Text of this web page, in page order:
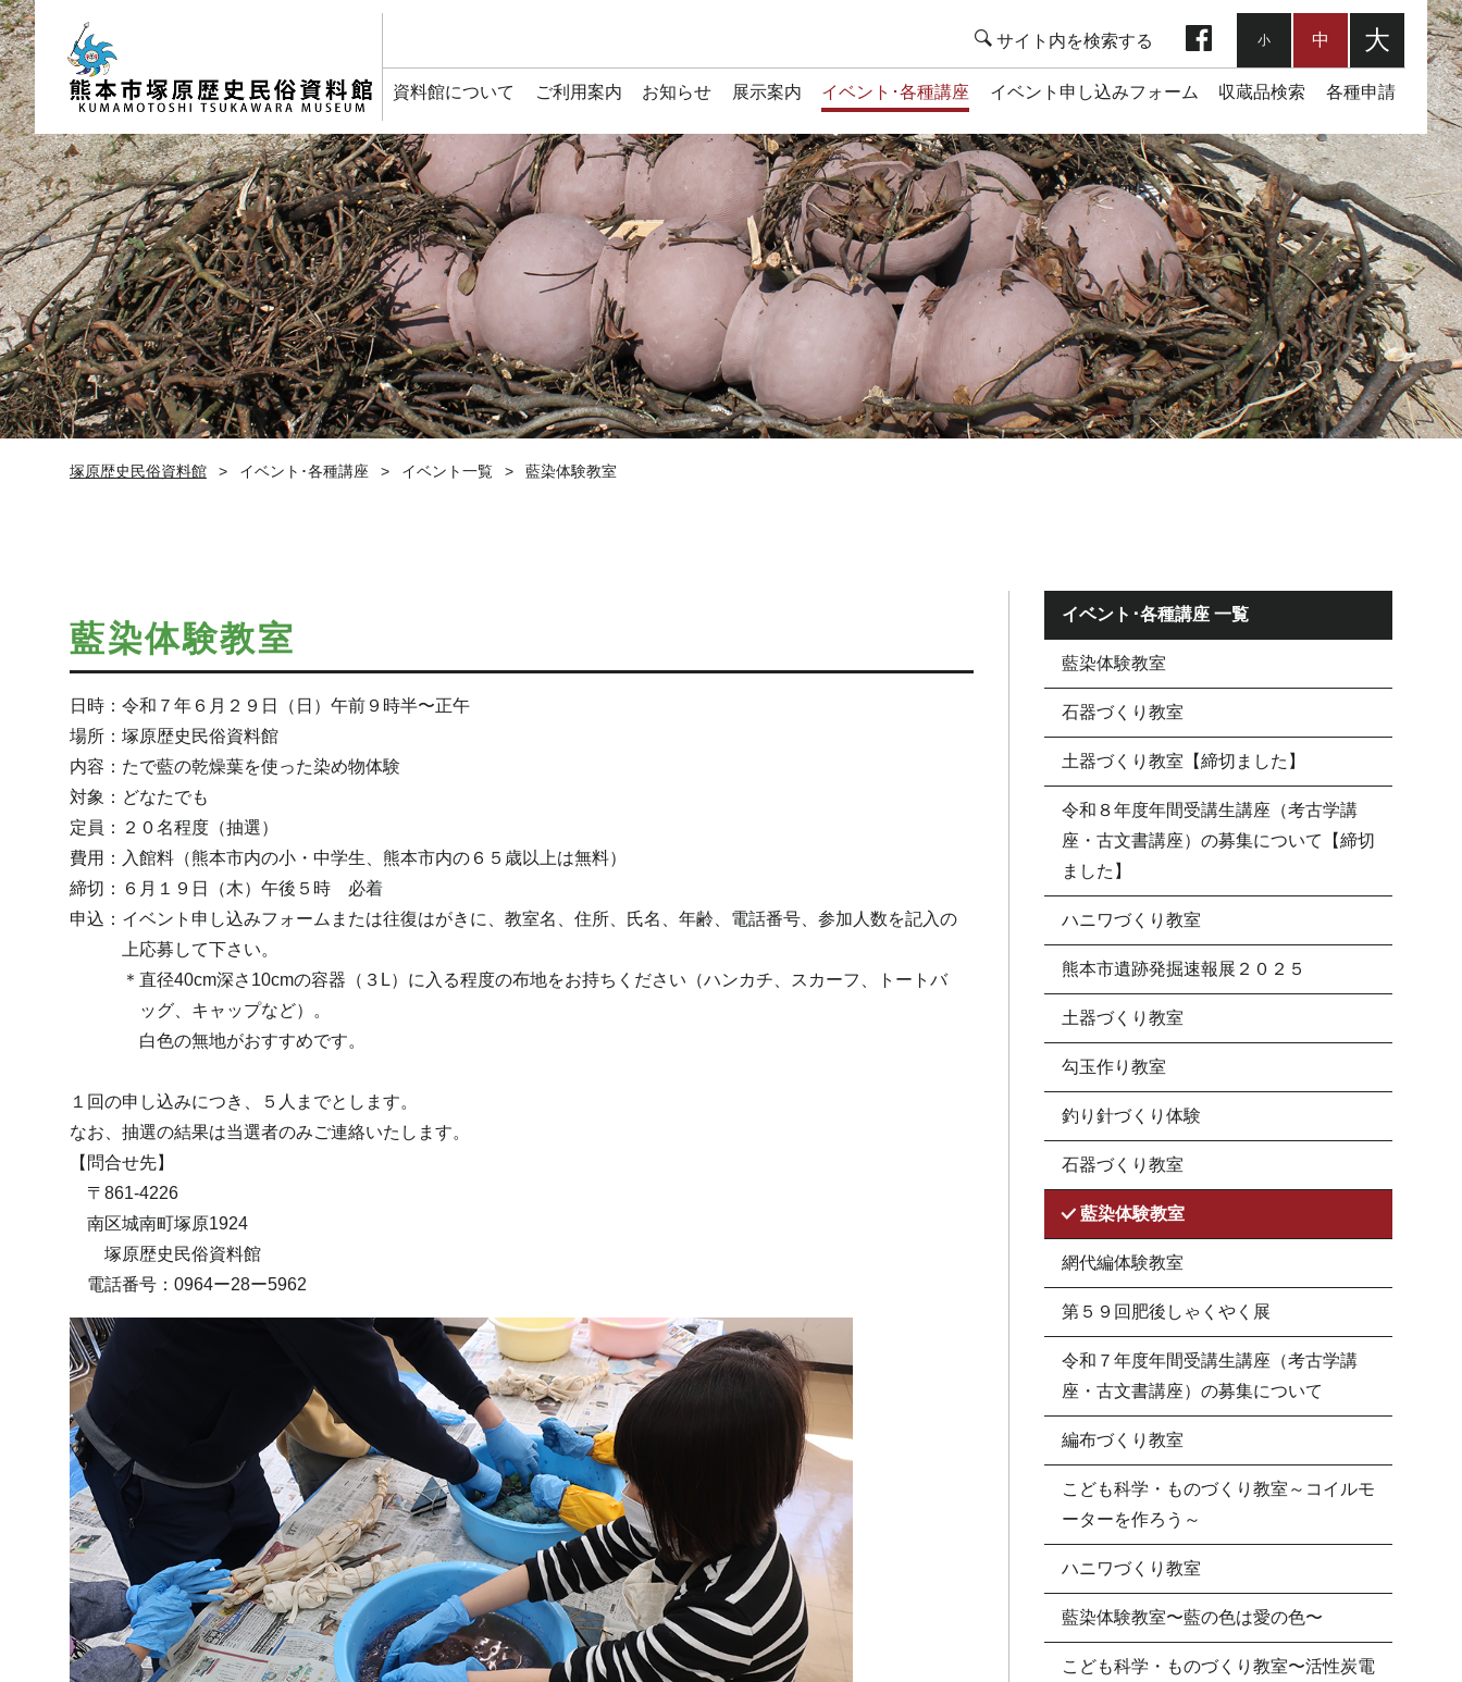
資料館について ご利用案内 お知らせ 展示案内 イベント･各種講座 イベント申し込みフォーム 収蔵品検索 各種申請
小 中 大
塚原歴史民俗資料館 イベント･各種講座 イベント一覧 藍染体験教室
藍染体験教室
日時：令和７年６月２９日（日）午前９時半〜正午
場所：塚原歴史民俗資料館
内容：たで藍の乾燥葉を使った染め物体験
対象：どなたでも
定員：２０名程度（抽選）
費用：入館料（熊本市内の小・中学生、熊本市内の６５歳以上は無料）
締切：６月１９日（木）午後５時 必着
申込：イベント申し込みフォームまたは往復はがきに、教室名、住所、氏名、年齢、電話番号、参加人数を記入の
上応募して下さい。
＊直径40cm深さ10cmの容器（３L）に入る程度の布地をお持ちください（ハンカチ、スカーフ、トートバ
ッグ、キャップなど）。
白色の無地がおすすめです。
１回の申し込みにつき、５人までとします。
なお、抽選の結果は当選者のみご連絡いたします。
【問合せ先】
〒861-4226
南区城南町塚原1924
塚原歴史民俗資料館
電話番号：0964ー28ー5962
イベント･各種講座 一覧
藍染体験教室
石器づくり教室
土器づくり教室【締切ました】
令和８年度年間受講生講座（考古学講
座・古文書講座）の募集について【締切
ました】
ハニワづくり教室
熊本市遺跡発掘速報展２０２５
土器づくり教室
勾玉作り教室
釣り針づくり体験
石器づくり教室
藍染体験教室
網代編体験教室
第５９回肥後しゃくやく展
令和７年度年間受講生講座（考古学講
座・古文書講座）の募集について
編布づくり教室
こども科学・ものづくり教室～コイルモ
ーターを作ろう～
ハニワづくり教室
藍染体験教室〜藍の色は愛の色〜
こども科学・ものづくり教室〜活性炭電